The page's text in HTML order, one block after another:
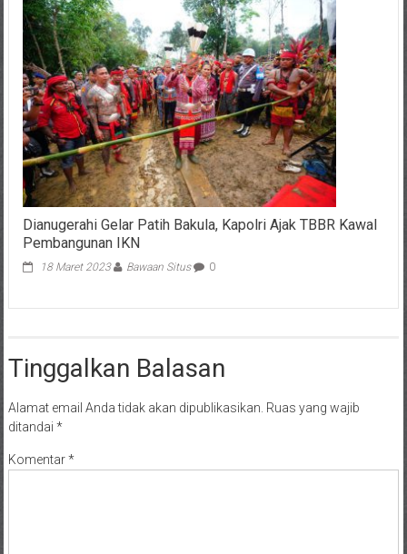
Dianugerahi Gelar Patih Bakula, Kapolri Ajak TBBR Kawal
Pembangunan IKN
18 Maret 2023 Bawaan Situs 0
Tinggalkan Balasan
Alamat email Anda tidak akan dipublikasikan. Ruas yang wajib
ditandai *
Komentar*